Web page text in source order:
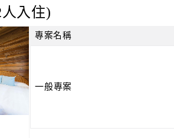
年秋冬正逢候鳥過境的高峰期，
可見紅尾伯勞的芳蹤及數以千計的國慶
悠閒的在空中翱翔。
水西餐廳結合墾丁海鮮及滿州當地山產
、水療SPA池、KTV、保齡球、
、益智電遊區等30餘種休閒設施。
入住)
專案名稱
一般專案